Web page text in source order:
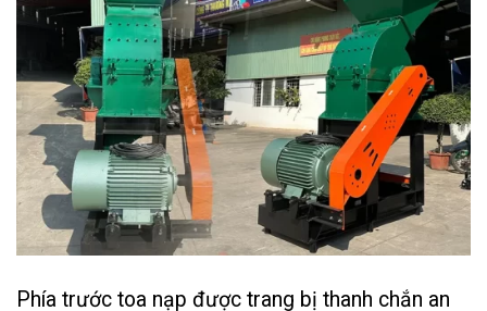
Phía trước toa nạp được trang bị thanh chắn an